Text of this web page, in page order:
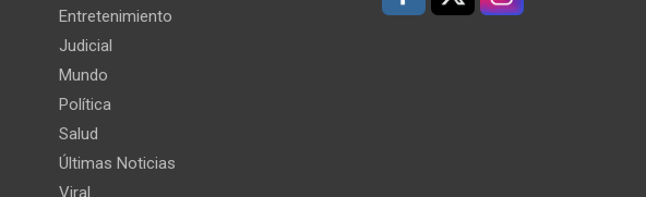
Entretenimiento
Judicial
Mundo
Política
Salud
Últimas Noticias
Viral